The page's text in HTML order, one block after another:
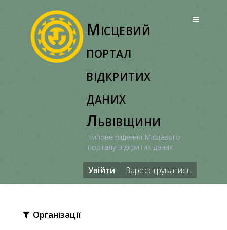
Місцевий
портал
відкритих
даних
Львівщини
Типове рішення Місцевого
порталу відкритих даних
Увійти Зареєструватись
Організації